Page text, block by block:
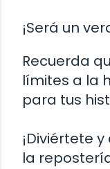
¡Será un
Recuerda
límites a la
para tus
¡Diviértete
la